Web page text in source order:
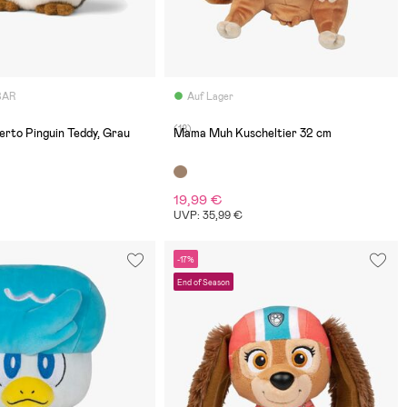
Pinguin Teddy, Grau
Auf Lager
(18)
Mama Muh Kuscheltier 32 cm
19,99 €
UVP: 35,99 €
-17%
End of Season